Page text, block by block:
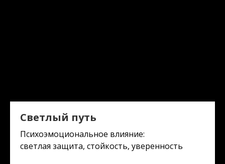
Светлый путь
Психоэмоциональное влияние:
светлая защита, стойкость, уверенность